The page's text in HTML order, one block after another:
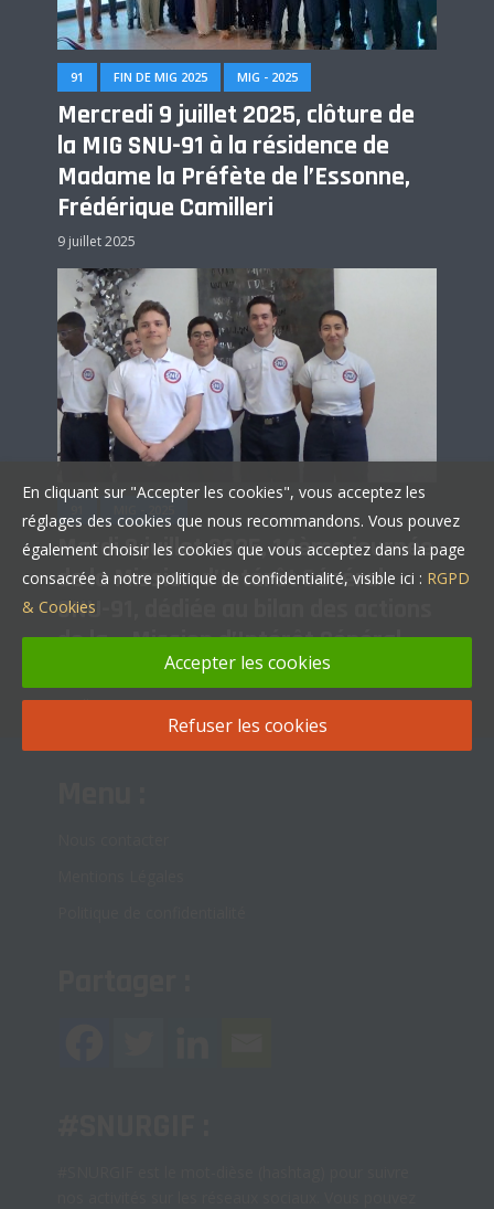
91 FIN DE MIG 2025 MIG - 2025
Mercredi 9 juillet 2025, clôture de
la MIG SNU-91 à la résidence de
Madame la Préfète de l’Essonne,
Frédérique Camilleri
9 juillet 2025
Mardi 8 juillet 2025, 14ème journée
de la Mission d’Intérêt Général
SNU-91, dédiée au bilan des actions
de la « Mission d’Intérêt Général »
8 juillet 2025
En cliquant sur "Accepter les cookies", vous acceptez les
réglages des cookies que nous recommandons. Vous pouvez
également choisir les cookies que vous acceptez dans la page
consacrée à notre politique de confidentialité, visible ici : RGPD
& Cookies
Accepter les cookies
Refuser les cookies